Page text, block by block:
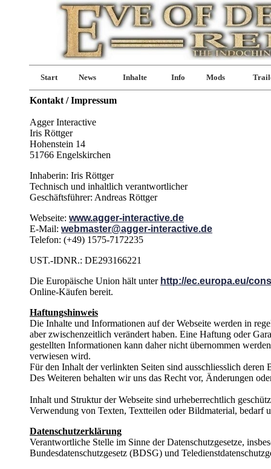
Start News Inhalte Info Mods
Kontakt / Impressum
Agger Interactive
Iris Röttger
Hohenstein 14
51766 Engelskirchen
Inhaberin: Iris Röttger
Technisch und inhaltlich verantwortlicher
Geschäftsführer: Andreas Röttger
Webseite: www.agger-interactive.de
E-Mail: webmaster@agger-interactive.de
Telefon: (+49) 1575-7172235
UST.-IDNR.: DE293166221
Die Europäische Union hält unter http://ec.europa.eu/
Online-Käufen bereit.
Haftungshinweis
Die Inhalte und Informationen auf der Webseite werden in
aber zwischenzeitlich verändert haben. Eine Haftung oder
gestellten Informationen kann daher nicht übernommen
verwiesen wird.
Für den Inhalt der verlinkten Seiten sind ausschliesslich deren
Des Weiteren behalten wir uns das Recht vor, Änderungen
Inhalt und Struktur der Webseite sind urheberrechtlich
Verwendung von Texten, Textteilen oder Bildmaterial, bedarf
Datenschutzerklärung
Verantwortliche Stelle im Sinne der Datenschutzgesetze,
Bundesdatenschutzgesetz (BDSG) und